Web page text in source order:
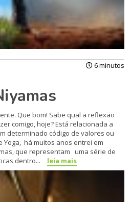
6 minutos
Que bom! Sabe qual a reflexão
comigo, hoje? Está relacionada a
determinado código de valores ou
Yoga, há muitos anos entrei em
que representam uma série de
dentro...
leia mais